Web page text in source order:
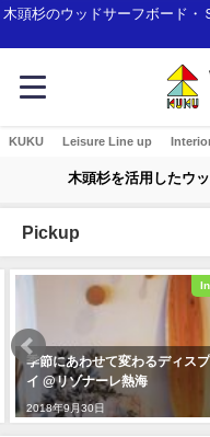
木頭杉のウッドサーフボード・
KUKU Leisure Line up
木頭杉を活用したウ
Pickup
季節にあわせて変わるディスプ
イ @リゾナーレ熱海
2018年9月30日